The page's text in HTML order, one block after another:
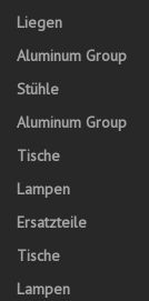
Liegen
Aluminum Group
Stühle
Aluminum Group
Tische
Lampen
Ersatzteile
Tische
Lampen